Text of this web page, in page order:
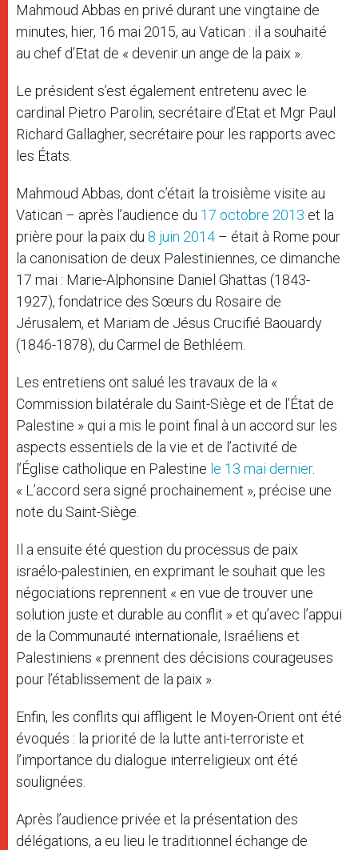
Mahmoud Abbas en privé durant une vingtaine de
minutes, hier, 16 mai 2015, au Vatican : il a souhaité
au chef d’Etat de « devenir un ange de la paix ».
Le président s’est également entretenu avec le
cardinal Pietro Parolin, secrétaire d’Etat et Mgr Paul
Richard Gallagher, secrétaire pour les rapports avec
les États.
Mahmoud Abbas, dont c’était la troisième visite au
Vatican – après l’audience du 17 octobre 2013 et la
prière pour la paix du 8 juin 2014 – était à Rome pour
la canonisation de deux Palestiniennes, ce dimanche
17 mai : Marie-Alphonsine Daniel Ghattas (1843-
1927), fondatrice des Sœurs du Rosaire de
Jérusalem, et Mariam de Jésus Crucifié Baouardy
(1846-1878), du Carmel de Bethléem.
Les entretiens ont salué les travaux de la «
Commission bilatérale du Saint-Siège et de l’État de
Palestine » qui a mis le point final à un accord sur les
aspects essentiels de la vie et de l’activité de
l’Église catholique en Palestine le 13 mai dernier.
« L’accord sera signé prochainement », précise une
note du Saint-Siège.
Il a ensuite été question du processus de paix
israélo-palestinien, en exprimant le souhait que les
négociations reprennent « en vue de trouver une
solution juste et durable au conflit » et qu’avec l’appui
de la Communauté internationale, Israéliens et
Palestiniens « prennent des décisions courageuses
pour l’établissement de la paix ».
Enfin, les conflits qui affligent le Moyen-Orient ont été
évoqués : la priorité de la lutte anti-terroriste et
l’importance du dialogue interreligieux ont été
soulignées.
Après l’audience privée et la présentation des
délégations, a eu lieu le traditionnel échange de